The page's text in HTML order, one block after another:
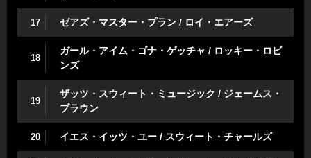
17 ゼアズ・マスター・プラン / ロイ・エアーズ
18
ガール・アイム・ゴナ・ゲッチャ / ロッキー・ロビ
ンズ
19
ザッツ・スウィート・ミュージック / ジェームス・
ブラウン
20 イエス・イッツ・ユー / スウィート・チャールズ